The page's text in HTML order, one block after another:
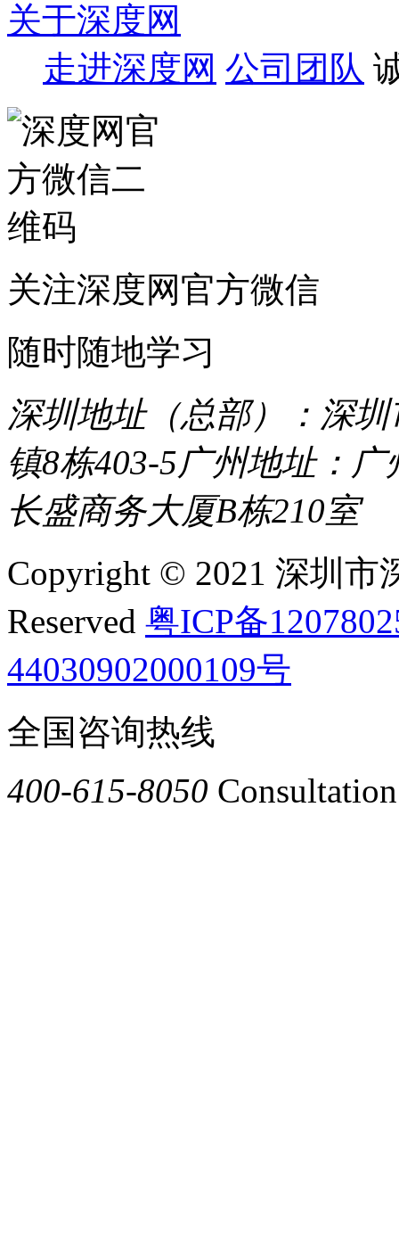
关于深度网
走进深度网 公司团队
关注深度网官方微信
随时随地学习
深圳地址（总部）：深
镇8栋403-5广州地址：
长盛商务大厦B栋210室
Copyright © 2021 深圳市
Reserved 粤ICP备
44030902000109号
全国咨询热线
400-615-8050